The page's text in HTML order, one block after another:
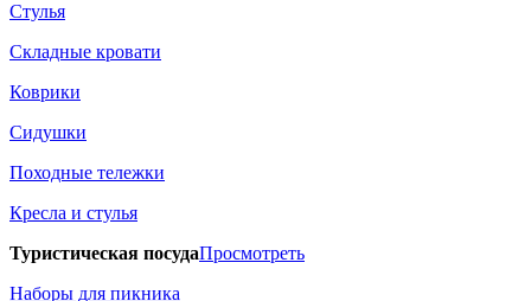
Стулья
Складные кровати
Коврики
Сидушки
Походные тележки
Кресла и стулья
Туристическая посудаПросмотреть
Наборы для пикника